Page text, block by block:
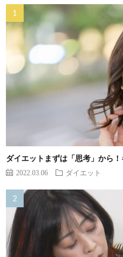
ダイエットまずは「思考」から
2022.03.06 ダイエット